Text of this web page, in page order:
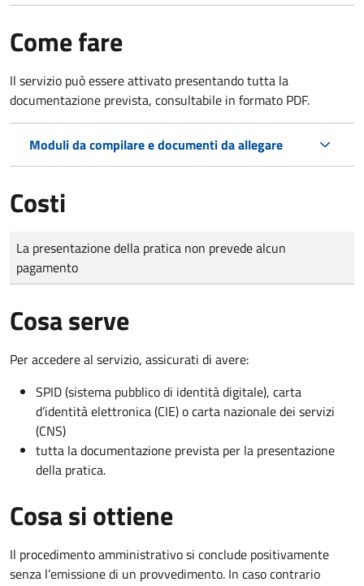
Come fare
Il servizio può essere attivato presentando tutta la
documentazione prevista, consultabile in formato PDF.
Moduli da compilare e documenti da allegare
Costi
Tipo di pagamento
Importo
La presentazione della pratica non prevede alcun
pagamento
Cosa serve
Per accedere al servizio, assicurati di avere:
SPID (sistema pubblico di identità digitale), carta
d’identità elettronica (CIE) o carta nazionale dei servizi
(CNS)
tutta la documentazione prevista per la presentazione
della pratica.
Cosa si ottiene
Il procedimento amministrativo si conclude positivamente
senza l’emissione di un provvedimento. In caso contrario